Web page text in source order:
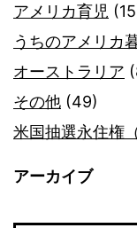
アメリカ育児
うちのアメリカ
オーストラリア
その他 (49)
米国抽選永住権（
アーカイブ